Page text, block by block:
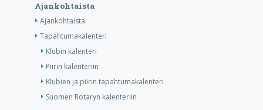
Ajankohtaista
Ajankohtaista
Tapahtumakalenteri
Klubin kalenteri
Piirin kalenteriin
Klubien ja piirin tapahtumakalenteri
Suomen Rotaryn kalenteriin